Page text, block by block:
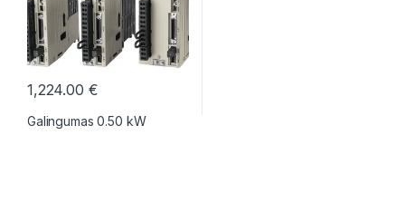
1,224.00 €
Galingumas 0.50 kW